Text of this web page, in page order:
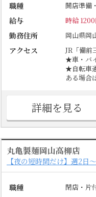
職種 開店準備
給与 時給
勤務住所 岡山県岡
アクセス
JR「備前
★車・バ
★自転車
ある場合
詳細を見る
丸亀製麺岡山高柳店
【夜の短時間だけ】週2
職種 閉店・片